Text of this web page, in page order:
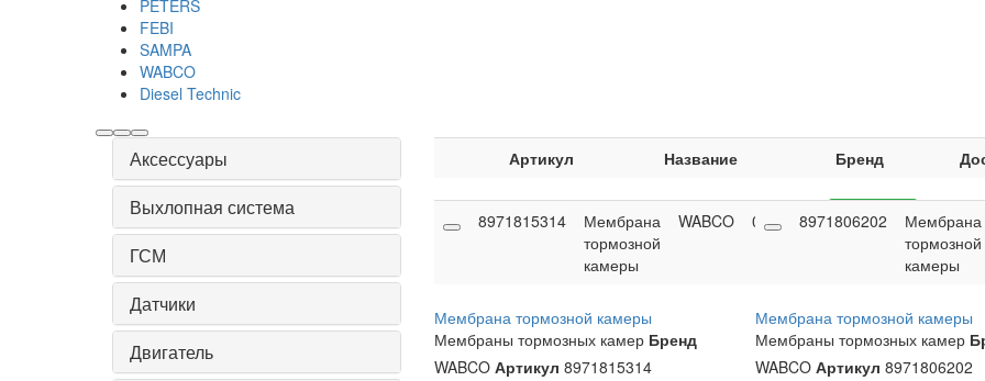
PETERS
FEBI
SAMPA
WABCO
Diesel Technic
Аксессуары
Выхлопная система
ГСМ
Датчики
Двигатель
Артикул Название Бренд
8971815314
Мембрана
тормозной
камеры
WABCO 0
0,00
Купить
Мембрана тормозной камеры
Мембраны тормозных камер Бренд
WABCO Артикул 8971815314
8971806202
Мембрана
тормозной
камеры
Мембрана тормозной камеры
Мембраны тормозных камер
WABCO Артикул 8971806202